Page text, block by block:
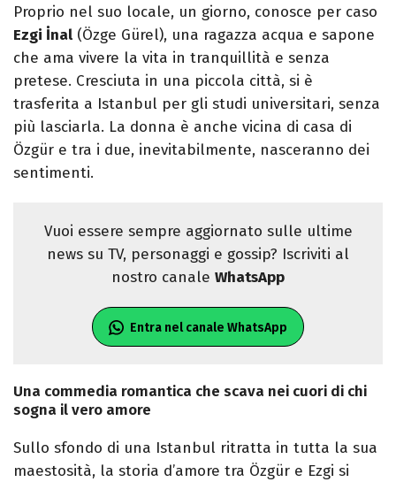
Proprio nel suo locale, un giorno, conosce per caso
Ezgi İnal (Özge Gürel), una ragazza acqua e sapone
che ama vivere la vita in tranquillità e senza
pretese. Cresciuta in una piccola città, si è
trasferita a Istanbul per gli studi universitari, senza
più lasciarla. La donna è anche vicina di casa di
Özgür e tra i due, inevitabilmente, nasceranno dei
sentimenti.
Vuoi essere sempre aggiornato sulle ultime
news su TV, personaggi e gossip? Iscriviti al
nostro canale WhatsApp
Entra nel canale WhatsApp
Una commedia romantica che scava nei cuori di chi
sogna il vero amore
Sullo sfondo di una Istanbul ritratta in tutta la sua
maestosità, la storia d’amore tra Özgür e Ezgi si